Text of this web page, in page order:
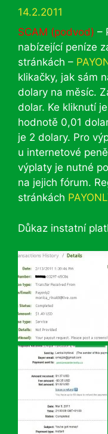
14.2.2011
SCAM (podvod) –
nabízející peníze
stránkách –
klikačky, jak sám
dolary na měsíc.
dolar. Ke kliknutí
hodnotě 0,01
je 2 dolary. Pro
u internetové
výplaty je nutné
na jejich fórum.
stránkách
Důkaz instatní